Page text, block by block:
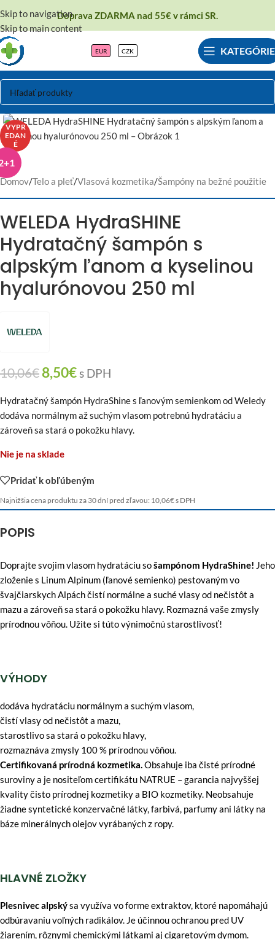
Skip to navigation
Skip to main content
Doprava ZDARMA nad 55€ v rámci SR.
EUR CZK KATEGÓRIE
VYPR
EDAN
É
Domov/Telo a pleť/Vlasová kozmetika/Šampóny na bežné použitie
WELEDA HydraSHINE
Hydratačný šampón s
alpským ľanom a kyselinou
hyalurónovou 250 ml
10,06€ 8,50€s DPH
Hydratačný šampón HydraShine s ľanovým semienkom od Weledy
dodáva normálnym až suchým vlasom potrebnú hydratáciu a
zároveň sa stará o pokožku hlavy.
Nie je na sklade
Pridať k obľúbeným
Najnižšia cena produktu za 30 dní pred zľavou: 10,06€s DPH
POPIS
Doprajte svojim vlasom hydratáciu sošampónom HydraShine! Jeho
zloženie s Linum Alpinum (ľanové semienko) pestovaným vo
švajčiarskych Alpách čistí normálne a suché vlasy od nečistôt a
mazu a zároveň sa stará o pokožku hlavy. Rozmazná vaše zmysly
prírodnou vôňou. Užite si túto výnimočnú starostlivosť!
VÝHODY
dodáva hydratáciu normálnym a suchým vlasom,
čistí vlasy od nečistôt a mazu,
starostlivo sa stará o pokožku hlavy,
rozmaznáva zmysly 100 % prírodnou vôňou.
Certifikovaná prírodná kozmetika.Obsahuje iba čisté prírodné
suroviny a je nositeľom certifikátu NATRUE – garancia najvyššej
kvality čisto prírodnej kozmetiky a BIO kozmetiky. Neobsahuje
žiadne syntetické konzervačné látky, farbivá, parfumy ani látky na
báze minerálnych olejov vyrábaných z ropy.
HLAVNÉ ZLOŽKY
Plesnivec alpskýsa využíva vo forme extraktov, ktoré napomáhajú
odbúravaniu voľných radikálov. Je účinnou ochranou pred UV
žiarením, rôznymi chemickými látkami aj cigaretovým dymom.